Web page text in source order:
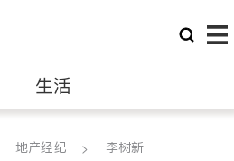
生活
律师
地产经纪 李树新